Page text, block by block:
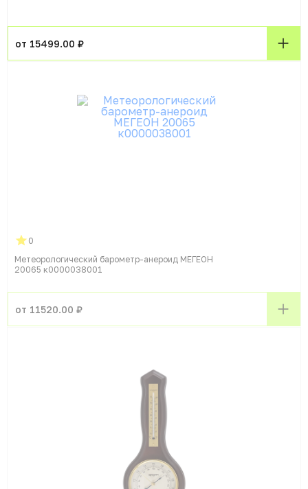
от 15499.00 ₽
0
Метеорологический барометр-анероид МЕГЕОН
20065 к0000038001
от 11520.00 ₽